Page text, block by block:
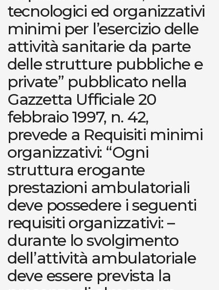
tecnologici ed organizzativi
minimi per l’esercizio delle
attività sanitarie da parte
delle strutture pubbliche e
private” pubblicato nella
Gazzetta Ufficiale 20
febbraio 1997, n. 42,
prevede a Requisiti minimi
organizzativi: “Ogni
struttura erogante
prestazioni ambulatoriali
deve possedere i seguenti
requisiti organizzativi: –
durante lo svolgimento
dell’attività ambulatoriale
deve essere prevista la